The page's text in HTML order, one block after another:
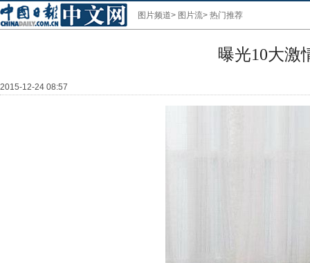
图片频道> 图片流> 热门推荐
曝光10大激
2015-12-24 08:57